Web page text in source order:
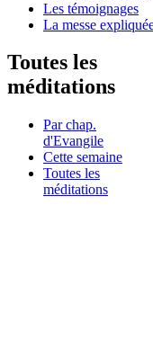
Les témoignages
La messe
Toutes les
méditations
Par chap.
d'Evangile
Cette semaine
Toutes les
méditations